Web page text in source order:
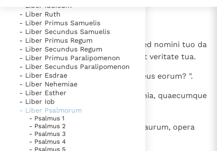
Lezen
Documenten
Bijbel
Thema’s
Berichten
Denzinger
Over ons
Nieuwsbrief
Gebruiksvoorwaarden
Nieuwste Documenten
5. Het gebed van de Kerk
In Christus wordt onze honger vervuld
Leer de kostbare parel van Gods koninkrijk te
- Liber Iudicum
- Liber Ruth
- Liber Primus Samuelis
- Liber Secundus Samuelis
- Liber Primus Regum
- Liber Secundus Regum
- Liber Primus Paralipomenon
- Liber Secundus Paralipomenon
- Liber Esdrae
- Liber Nehemiae
- Liber Esther
- Liber Iob
- Liber Psalmorum
- Psalmus 1
- Psalmus 2
- Psalmus 3
- Psalmus 4
- Psalmus 5
- Psalmus 115 (113 B)
Non nobis, Domine, non nobis, sed nomini tuo da
gloriam super misericordia tua et veritate tua.
Quare dicent gentes: " Ubi est Deus eorum? ".
Deus autem noster in caelo; omnia, quaecumque
voluit, fecit.
Simulacra gentium argentum et aurum, opera
manuum hominum.